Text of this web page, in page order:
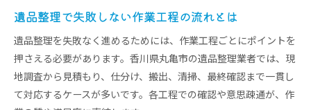
遺品整理で失敗しない作業工程の流れとは
遺品整理を失敗なく進めるためには、作業工程ごとにポイントを
押さえる必要があります。香川県丸亀市の遺品整理業者では、現
地調査から見積もり、仕分け、搬出、清掃、最終確認まで一貫し
て対応するケースが多いです。各工程での確認や意思疎通が、作